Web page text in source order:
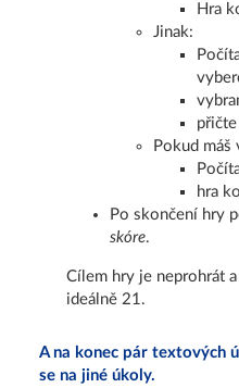
Hra
Jinak:
Pokud máš
hra
Po skončení hry
skóre.
Cílem hry je neprohrát
ideálně 21.
A na konec pár textových
se na jiné úkoly.